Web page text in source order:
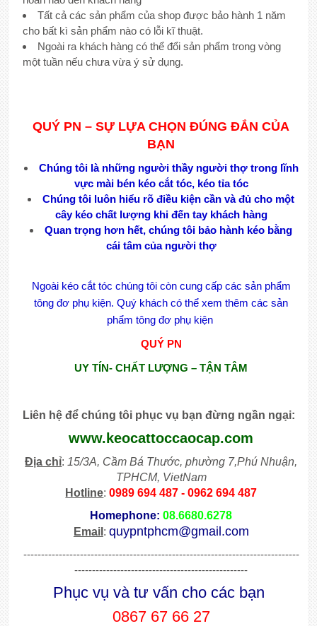
Tất cả các sản phẩm của shop được bảo hành 1 năm
cho bất kì sản phẩm nào có lỗi kĩ thuật.
Ngoài ra khách hàng có thể đổi sản phẩm trong vòng
một tuần nếu chưa vừa ý sử dụng.
QUÝ PN – SỰ LỰA CHỌN ĐÚNG ĐẮN CỦA
BẠN
Chúng tôi là những người thầy người thợ trong lĩnh
vực mài bén kéo cắt tóc, kéo tỉa tóc
Chúng tôi luôn hiểu rõ điều kiện cần và đủ cho một
cây kéo chất lượng khi đến tay khách hàng
Quan trọng hơn hết, chúng tôi bảo hành kéo bằng
cái tâm của người thợ
Ngoài kéo cắt tóc chúng tôi còn cung cấp các sản phẩm
tông đơ phụ kiện. Quý khách có thể xem thêm các sản
phẩm tông đơ phụ kiện
QUÝ PN
UY TÍN- CHẤT LƯỢNG – TẬN TÂM
Liên hệ để chúng tôi phục vụ bạn đừng ngần ngại:
www.keocattoccaocap.com
Địa chỉ: 15/3A, Cầm Bá Thước, phường 7,Phú Nhuận,
TPHCM, VietNam
Hotline:0989 694 487 - 0962 694 487
Homephone:08.6680.6278
Email : quypntphcm@gmail.com
------------------------------------------------------------------------------
-------------------------------------------------
Phục vụ và tư vấn cho các bạn
0867 67 66 27